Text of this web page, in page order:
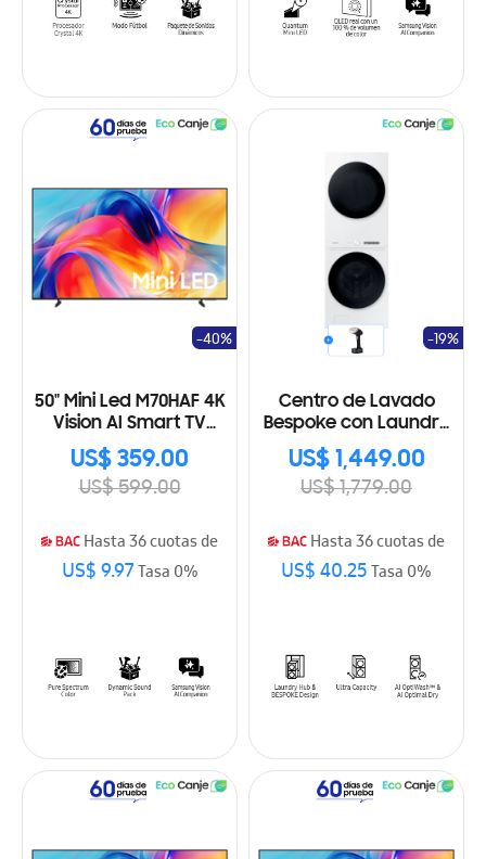
50" Mini Led M70HAF 4K
Vision AI Smart TV
(2026)
US$ 359.00
US$ 599.00
-40%
Hasta 36 cuotas de
US$ 9.97Tasa 0%
Centro de Lavado
Bespoke con Laundry
Hub de gran
capacidad
WH46DBH100EWA3
US$ 1,449.00
US$ 1,779.00
-19%
Hasta 36 cuotas de
US$ 40.25Tasa 0%